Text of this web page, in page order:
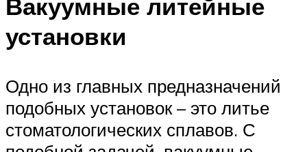
установки
Одно из главных предназначений
подобных установок – это литье
стоматологических сплавов. С